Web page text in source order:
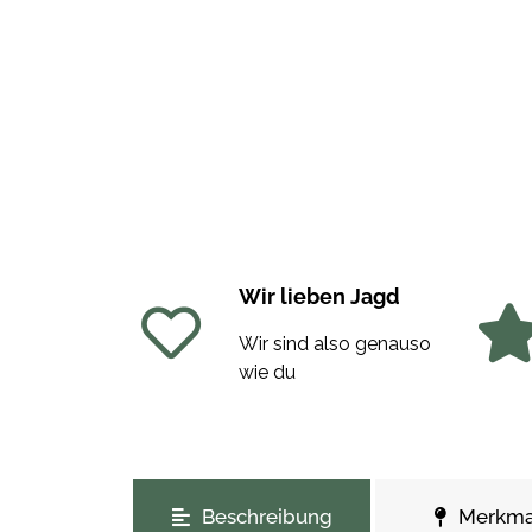
Wir lieben Jagd
Wir sind also genauso
wie du
Beschreibung